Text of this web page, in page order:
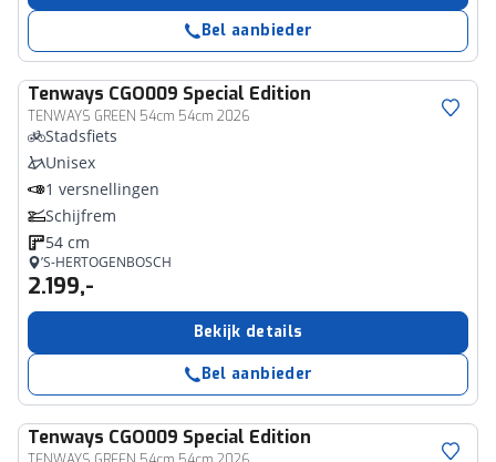
Bel aanbieder
Tenways CGO009 Special Edition
TENWAYS GREEN 54cm 54cm 2026
Stadsfiets
Unisex
1 versnellingen
Schijfrem
54 cm
’S-HERTOGENBOSCH
2.199,-
Bekijk details
Bel aanbieder
Tenways CGO009 Special Edition